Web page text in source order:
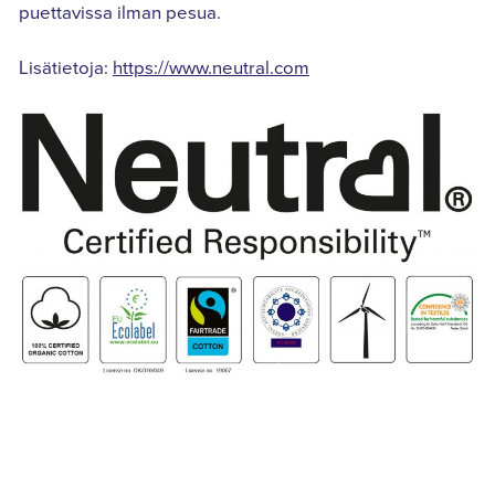
puettavissa ilman pesua.
Lisätietoja: https://www.neutral.com